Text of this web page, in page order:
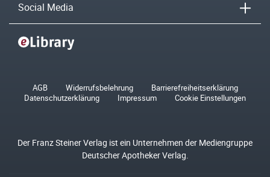
Social Media
AGB Widerrufsbelehrung
Barrierefreiheitserklärung
Datenschutzerklärung
Impressum Cookie Einstellungen
Der Franz Steiner Verlag ist ein Unternehmen der Mediengruppe
Deutscher Apotheker Verlag.